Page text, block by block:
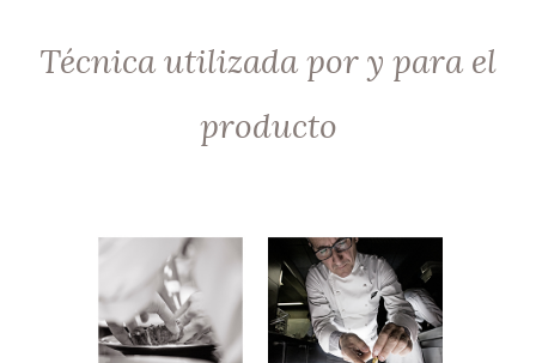
Técnica utilizada por y para el
producto